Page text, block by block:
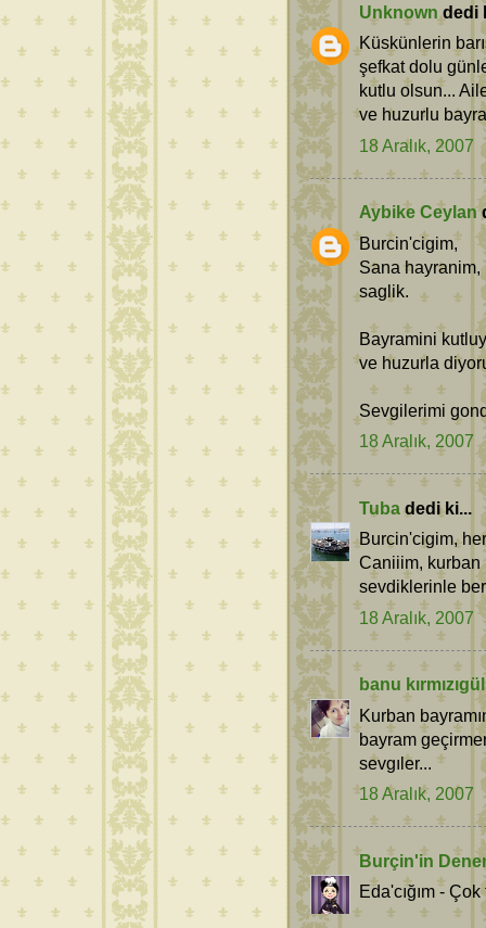
Unknowndedi
Küskünlerin
şefkat dolu
kutlu olsun...
ve huzurlu
18 Aralık, 2007
Aybike Ceylan
Burcin'cigim,
Sana
saglik.
Bayramini
ve huzurla
Sevgilerimi
18 Aralık, 2007
Tubadedi ki...
Burcin'cigim,
Caniiim, kurban
sevdiklerinle
18 Aralık, 2007
banu kırmızıgül
Kurban
bayram
sevgıler...
18 Aralık, 2007
Burçin'in
Eda'cığım -